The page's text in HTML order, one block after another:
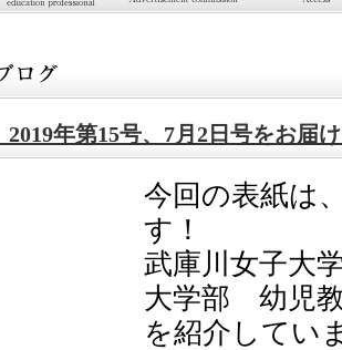
2019年第15号、7月2日号をお届
今回の表紙は
す！
武庫川女子大
大学部 幼児
を紹介してい